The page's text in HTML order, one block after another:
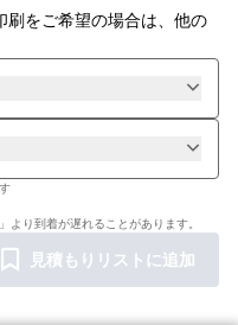
刷をご希望の場合は、他の
り到着が遅れることがあります。
見積もりリストに追加